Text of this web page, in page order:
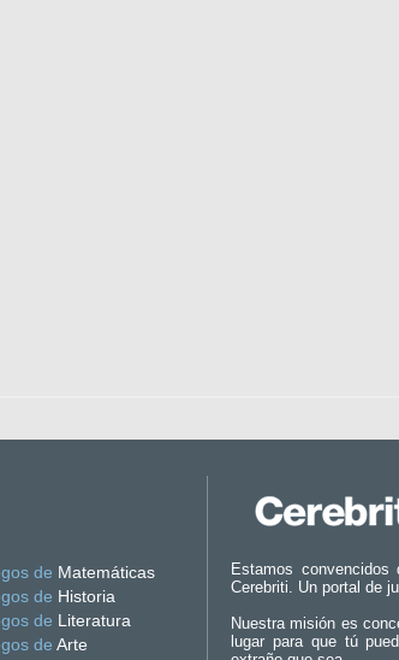
de Matemáticas
de Historia
de Literatura
de Arte
Estamos
Cerebriti. Un portal de
Nuestra misión es
lugar para que tú